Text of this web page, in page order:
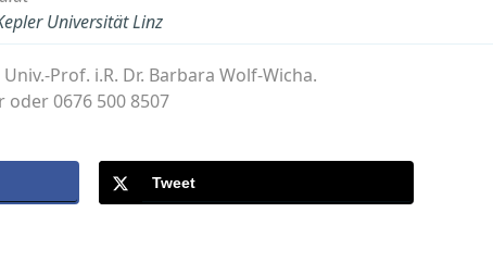
Universität Linz
Prof. i.R. Dr. Barbara Wolf-Wicha.
oder 0676 500 8507
Tweet